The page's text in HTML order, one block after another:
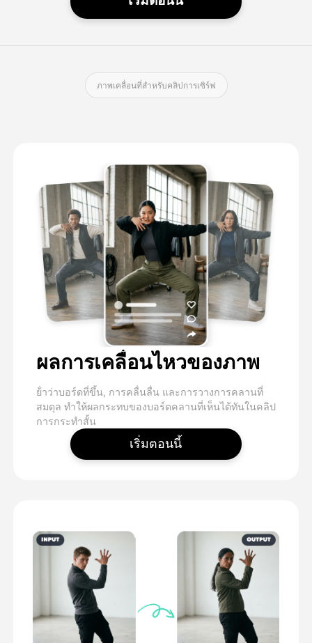
ภาพเคลื่อนที่สําหรับคลิปการเซิร์ฟ
ผลการเคลื่อนไหวของภาพ
ย้ําว่าบอร์ดที่ขึ้น, การคลื่นลื่น และการวางการคลานที่
สมดุล ทําให้ผลกระทบของบอร์ดคลานที่เห็นได้ทันในคลิป
การกระทําสั้น
เริ่มตอนนี้